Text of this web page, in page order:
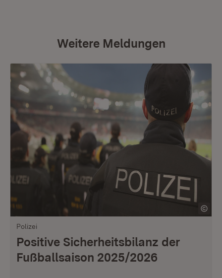
Weitere Meldungen
Polizei
Positive Sicherheitsbilanz der
Fußballsaison 2025/2026